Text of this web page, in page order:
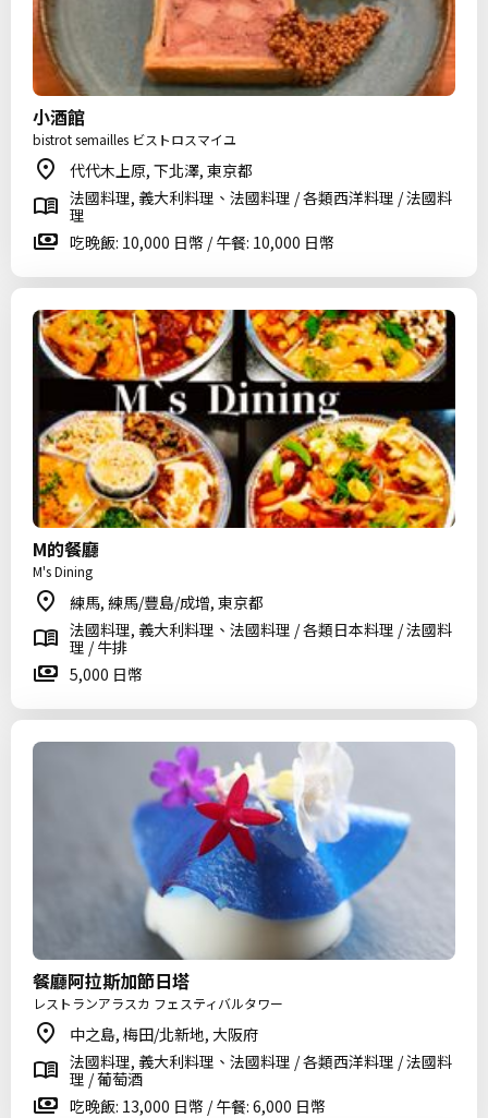
小酒館
bistrot semailles ビストロスマイユ
代代木上原, 下北澤, 東京都
法國料理, 義大利料理、法國料理 / 各類西洋料理 / 法國料
理
吃晚飯: 10,000 日幣 / 午餐: 10,000 日幣
M的餐廳
M's Dining
練馬, 練馬/豐島/成增, 東京都
法國料理, 義大利料理、法國料理 / 各類日本料理 / 法國料
理 / 牛排
5,000 日幣
餐廳阿拉斯加節日塔
レストランアラスカ フェスティバルタワー
中之島, 梅田/北新地, 大阪府
法國料理, 義大利料理、法國料理 / 各類西洋料理 / 法國料
理 / 葡萄酒
吃晚飯: 13,000 日幣 / 午餐: 6,000 日幣